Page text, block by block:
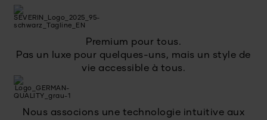
Premium pour tous.
Pas un luxe pour quelques-uns, mais un style de
vie accessible à tous.
Nous associons une technologie intuitive aux